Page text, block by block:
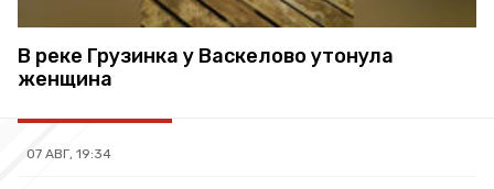
В реке Грузинка у Васкелово утонула
женщина
07 АВГ, 19:34